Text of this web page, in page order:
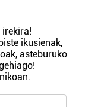
irekira!
ikusienak,
asteburuko